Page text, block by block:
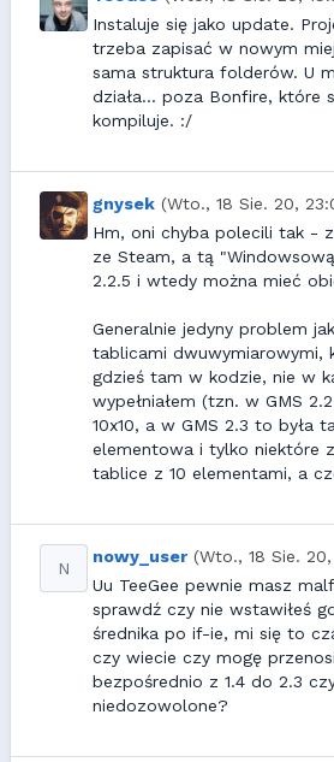
Instaluje się jako update.
trzeba zapisać w nowym
sama struktura folderów. U
działa... poza Bonfire, które
kompiluje. :/
gnysek (Wto., 18 Sie. 20,
Hm, oni chyba polecili tak -
ze Steam, a tą
2.2.5 i wtedy można mieć
Generalnie jedyny problem
tablicami dwuwymiarowymi,
gdzieś tam w kodzie, nie w
wypełniałem (tzn. w GMS
10x10, a w GMS 2.3 to była
elementowa i tylko niektóre
tablice z 10 elementami, a
N
nowy_user (Wto., 18 Sie. 20,
Uu TeeGee pewnie masz
sprawdź czy nie wstawiłeś
średnika po if-ie, mi się to
czy wiecie czy mogę
bezpośrednio z 1.4 do 2.3
niedozowolone?